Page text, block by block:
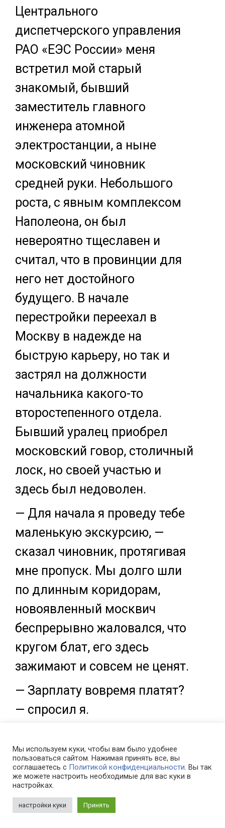
Центрального
диспетчерского управления
РАО «ЕЭС России» меня
встретил мой старый
знакомый, бывший
заместитель главного
инженера атомной
электростанции, а ныне
московский чиновник
средней руки. Небольшого
роста, с явным комплексом
Наполеона, он был
невероятно тщеславен и
считал, что в провинции для
него нет достойного
будущего. В начале
перестройки переехал в
Москву в надежде на
быструю карьеру, но так и
застрял на должности
начальника какого-то
второстепенного отдела.
Бывший уралец приобрел
московский говор, столичный
лоск, но своей участью и
здесь был недоволен.
— Для начала я проведу тебе
маленькую экскурсию, —
сказал чиновник, протягивая
мне пропуск. Мы долго шли
по длинным коридорам,
новоявленный москвич
беспрерывно жаловался, что
кругом блат, его здесь
зажимают и совсем не ценят.
— Зарплату вовремя платят?
— спросил я.
удивился чиновник.
— Вот и радуйся, а то на
станции зарплату утками
дают.
Мы используем куки, чтобы вам было удобнее
пользоваться сайтом. Нажимая принять все, вы
соглашаетесь с Политикой конфиденциальности. Вы так
же можете настроить необходимые для вас куки в
настройках.
настройки куки Принять